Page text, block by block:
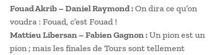
Fouad Akrib – Daniel Raymond :On dira ce qu’on
voudra : Fouad, c’est Fouad !
Mattieu Libersan – Fabien Gagnon :Un pion est un
pion ; mais les finales de Tours sont tellement